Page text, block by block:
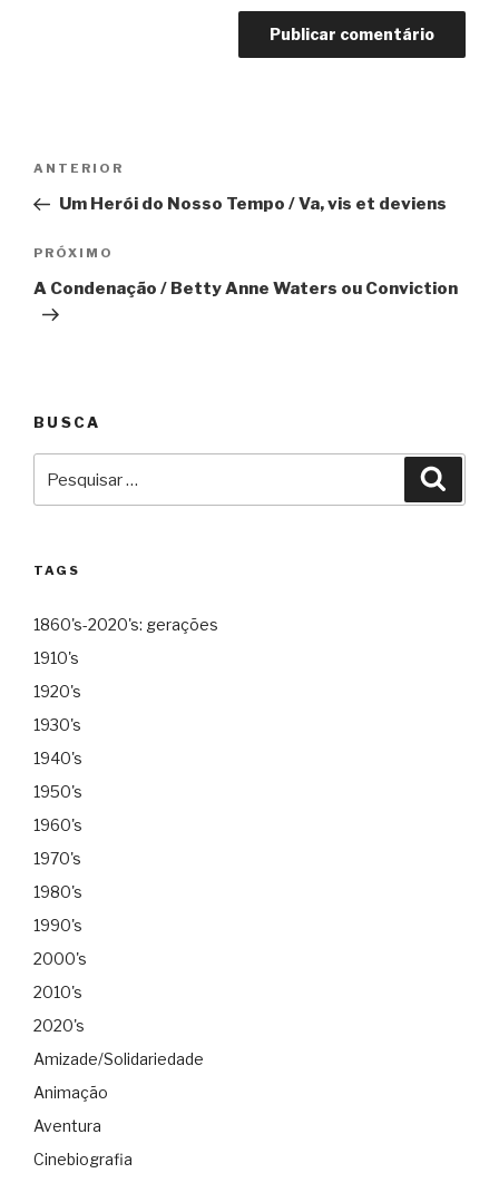
Post
Anterior
ANTERIOR
Um Herói do Nosso Tempo / Va, vis et deviens
Próximo
PRÓXIMO
A Condenação / Betty Anne Waters ou Conviction
BUSCA
TAGS
1860's-2020's: gerações
1910's
1920's
1930's
1940's
1950's
1960's
1970's
1980's
1990's
2000's
2010's
2020's
Amizade/Solidariedade
Animação
Aventura
Cinebiografia